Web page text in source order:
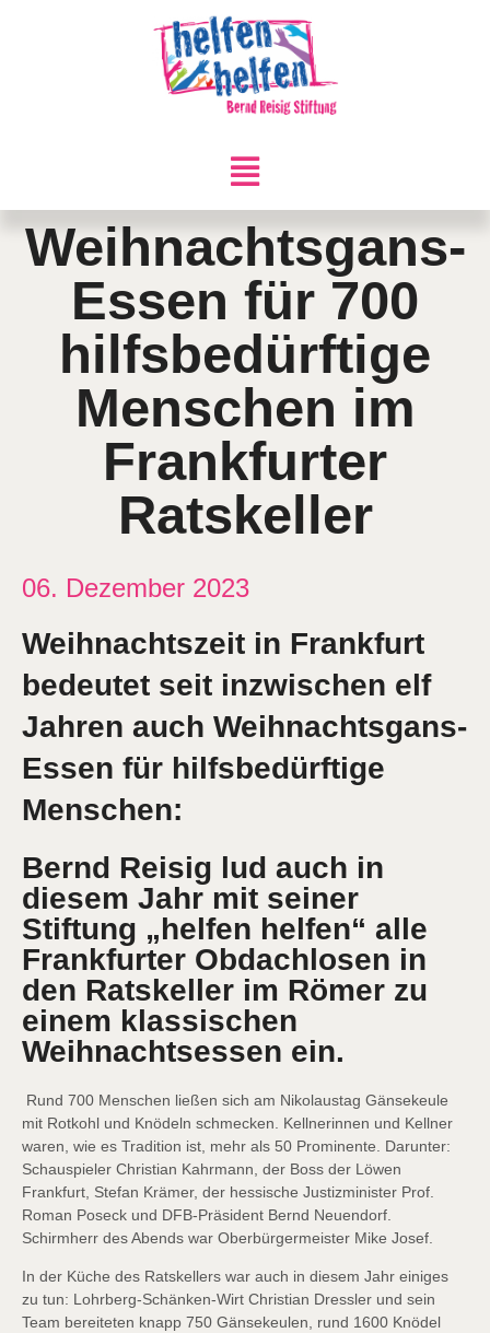
Weihnachtsgans-
Essen für 700
hilfsbedürftige
Menschen im
Frankfurter
Ratskeller
06. Dezember 2023
Weihnachtszeit in Frankfurt
bedeutet seit inzwischen elf
Jahren auch Weihnachtsgans-
Essen für hilfsbedürftige
Menschen:
Bernd Reisig lud auch in
diesem Jahr mit seiner
Stiftung „helfen helfen“ alle
Frankfurter Obdachlosen in
den Ratskeller im Römer zu
einem klassischen
Weihnachtsessen ein.
Rund 700 Menschen ließen sich am Nikolaustag Gänsekeule
mit Rotkohl und Knödeln schmecken. Kellnerinnen und Kellner
waren, wie es Tradition ist, mehr als 50 Prominente. Darunter:
Schauspieler Christian Kahrmann, der Boss der Löwen
Frankfurt, Stefan Krämer, der hessische Justizminister Prof.
Roman Poseck und DFB-Präsident Bernd Neuendorf.
Schirmherr des Abends war Oberbürgermeister Mike Josef.
In der Küche des Ratskellers war auch in diesem Jahr einiges
zu tun: Lohrberg-Schänken-Wirt Christian Dressler und sein
Team bereiteten knapp 750 Gänsekeulen, rund 1600 Knödel